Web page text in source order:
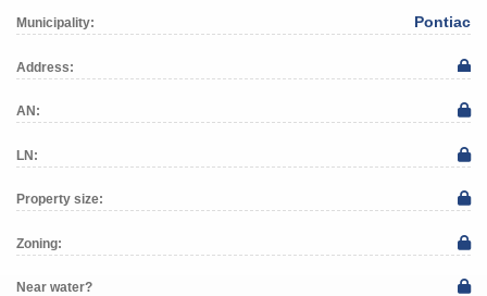
Municipality: Pontiac
Address:
AN:
LN:
Property size:
Zoning:
Near water?